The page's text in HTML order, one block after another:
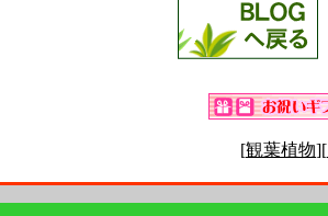
[観葉植物][